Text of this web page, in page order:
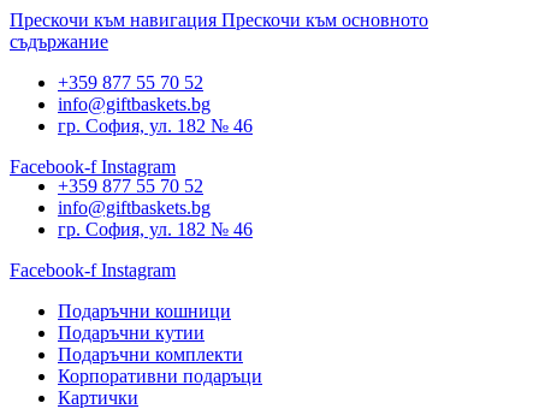
Прескочи към навигация Прескочи към основното
съдържание
+359 877 55 70 52
info@giftbaskets.bg
гр. София, ул. 182 № 46
Facebook-f Instagram
+359 877 55 70 52
info@giftbaskets.bg
гр. София, ул. 182 № 46
Facebook-f Instagram
Подаръчни кошници
Подаръчни кутии
Подаръчни комплекти
Корпоративни подаръци
Картички